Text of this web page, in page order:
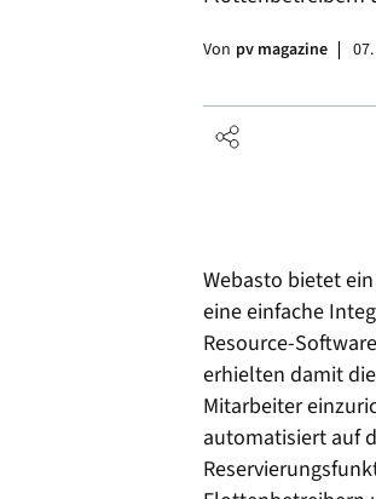
Von pv magazine
Webasto bietet
eine einfache
Resource-
erhielten damit
Mitarbeiter
automatisiert auf